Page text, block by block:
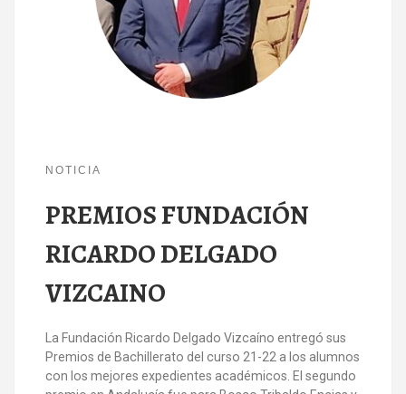
NOTICIA
PREMIOS FUNDACIÓN
RICARDO DELGADO
VIZCAINO
La Fundación Ricardo Delgado Vizcaíno entregó sus
Premios de Bachillerato del curso 21-22 a los alumnos
con los mejores expedientes académicos. El segundo